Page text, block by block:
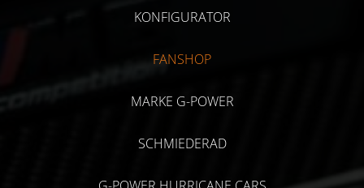
KONFIGURATOR
FANSHOP
MARKE G-POWER
SCHMIEDERAD